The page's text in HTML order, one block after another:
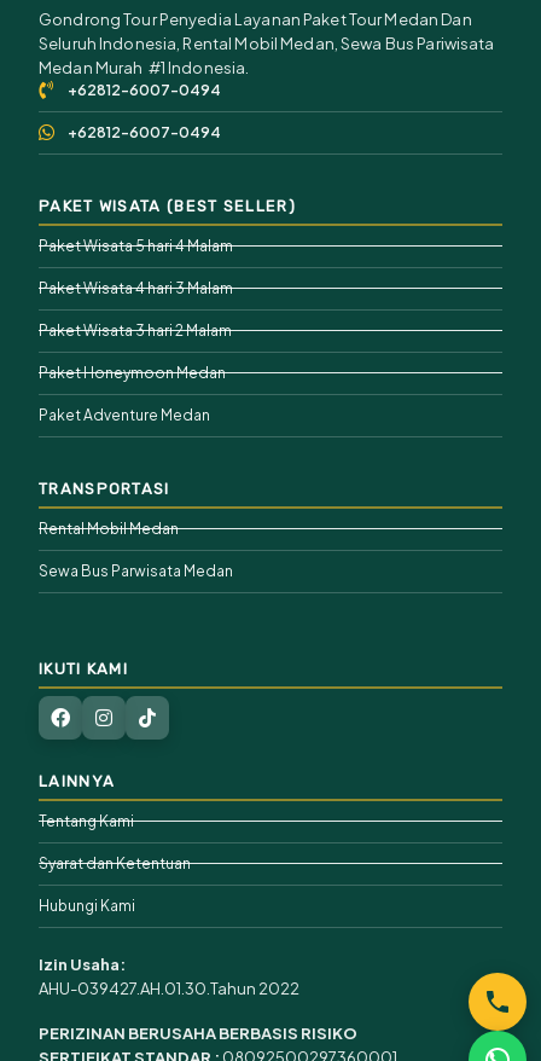
Gondrong Tour Penyedia Layanan Paket Tour Medan Dan
Seluruh Indonesia, Rental Mobil Medan, Sewa Bus Pariwisata
Medan Murah #1 Indonesia.
+62812-6007-0494
+62812-6007-0494
PAKET WISATA (BEST SELLER)
Paket Wisata 5 hari 4 Malam
Paket Wisata 4 hari 3 Malam
Paket Wisata 3 hari 2 Malam
Paket Honeymoon Medan
Paket Adventure Medan
TRANSPORTASI
Rental Mobil Medan
Sewa Bus Parwisata Medan
IKUTI KAMI
LAINNYA
Tentang Kami
Syarat dan Ketentuan
Hubungi Kami
Izin Usaha:
AHU-039427.AH.01.30.Tahun 2022
PERIZINAN BERUSAHA BERBASIS RISIKO
SERTIFIKAT STANDAR : 08092500297360001